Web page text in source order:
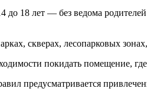
до 18 лет — без ведома
скверах, лесопарковых
покидать помещение,
предусматривается